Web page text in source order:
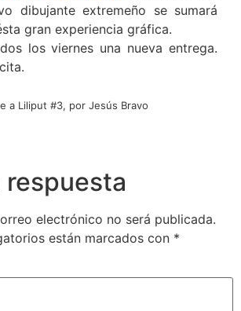
dibujante extremeño se sumará
gran experiencia gráfica.
los viernes una nueva entrega.
a Liliput #3, por Jesús Bravo
respuesta
electrónico no será publicada.
están marcados con *